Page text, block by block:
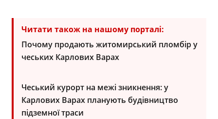
Читати також на нашому порталі:
Почому продають житомирський пломбір у
чеських Карлових Варах
Чеський курорт на межі зникнення: у
Карлових Варах планують будівництво
підземної траси